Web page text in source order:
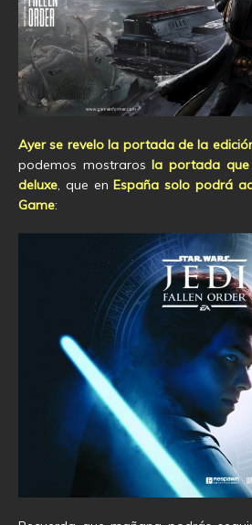
Ayer se revelo la portada de la
podemos mostrarosla portada que
deluxe, que enEspaña solo podrá
Game: